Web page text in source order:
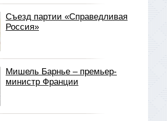
Съезд партии «Справедливая
Россия»
Мишель Барнье – премьер-
министр Франции